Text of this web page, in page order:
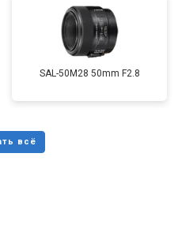
SAL-50M28 50mm F2.8